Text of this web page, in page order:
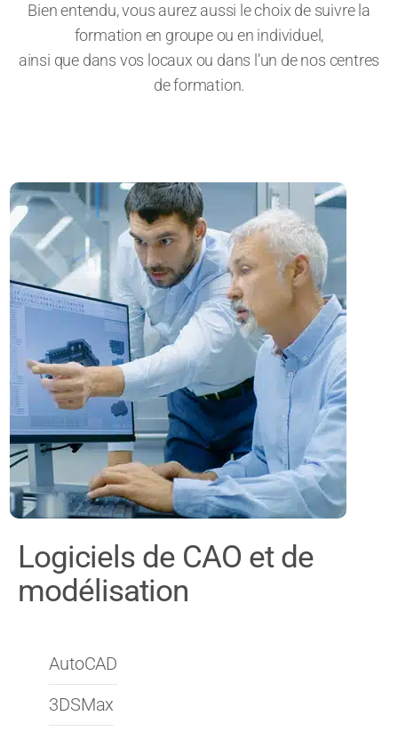
Bien entendu, vous aurez aussi le choix de suivre la
formation en groupe ou en individuel,
ainsi que dans vos locaux ou dans l’un de nos centres
de formation.
Logiciels de CAO et de
modélisation
AutoCAD
3DSMax